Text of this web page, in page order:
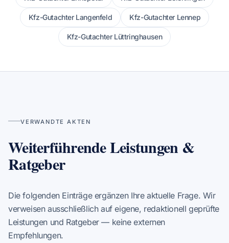
Kfz-Gutachter Langenfeld Kfz-Gutachter Lennep
Kfz-Gutachter Lüttringhausen
VERWANDTE AKTEN
Weiterführende Leistungen &
Ratgeber
Die folgenden Einträge ergänzen Ihre aktuelle Frage. Wir
verweisen ausschließlich auf eigene, redaktionell geprüfte
Leistungen und Ratgeber — keine externen
Empfehlungen.